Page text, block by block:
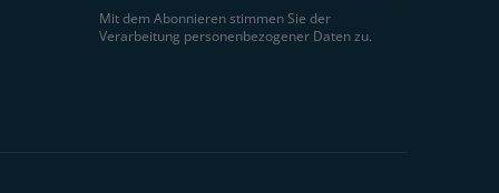
Mit dem Abonnieren stimmen Sie der
Verarbeitung personenbezogener Daten zu.